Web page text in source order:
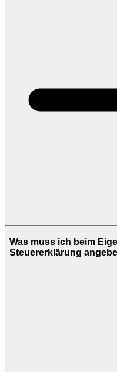
Was muss ich beim
Steuererklärung